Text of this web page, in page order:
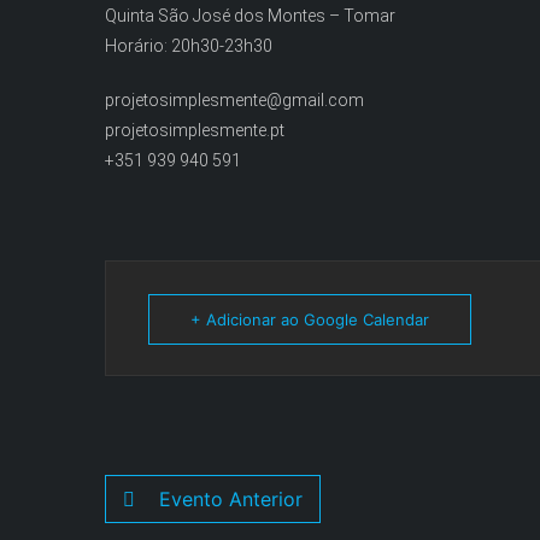
Quinta São José dos Montes – Tomar
Horário: 20h30-23h30
projetosimplesmente@gmail.com
projetosimplesmente.pt
+351 939 940 591
+ Adicionar ao Google Calendar
Evento Anterior